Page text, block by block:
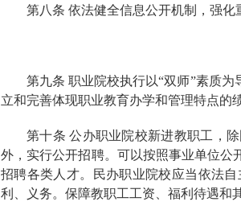
第八条 依法健全信息公开机制，强化
第九条 职业院校执行以“双师”素质
立和完善体现职业教育办学和管理特点的
第十条 公办职业院校新进教职工，
外，实行公开招聘。可以按照事业单位公
招聘各类人才。民办职业院校应当依法
利、义务。保障教职工工资、福利待遇和